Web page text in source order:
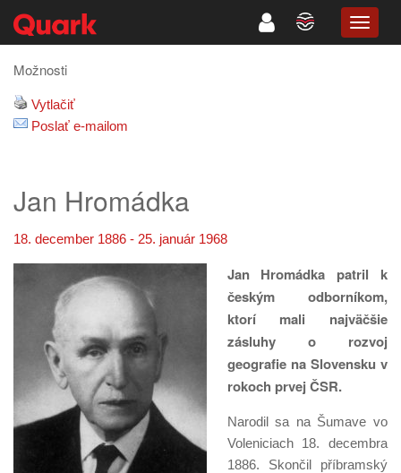
Možnosti
Vytlačiť
Poslať e-mailom
Jan Hromádka
18. december 1886 - 25. január 1968
Jan Hromádka patril k
českým odborníkom,
ktorí mali najväčšie
zásluhy o rozvoj
geografie na Slovensku v
rokoch prvej ČSR.
Narodil sa na Šumave vo
Voleniciach 18. decembra
1886. Skončil příbramský